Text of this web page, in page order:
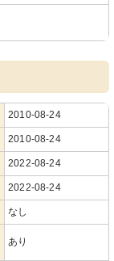
2010-08-24
2010-08-24
2022-08-24
2022-08-24
なし
あり